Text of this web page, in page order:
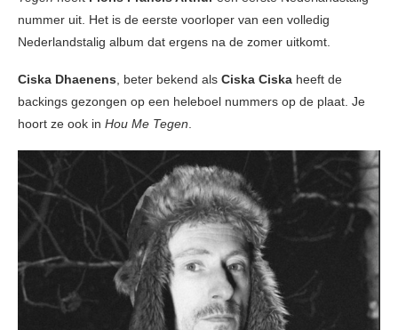
nummer uit. Het is de eerste voorloper van een volledig
Nederlandstalig album dat ergens na de zomer uitkomt.
Ciska Dhaenens, beter bekend als Ciska Ciska heeft de
backings gezongen op een heleboel nummers op de plaat. Je
hoort ze ook in Hou Me Tegen.